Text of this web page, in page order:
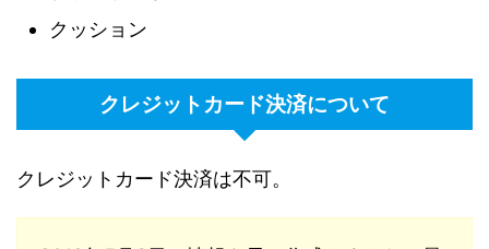
クッション
クレジットカード決済について
クレジットカード決済は不可。